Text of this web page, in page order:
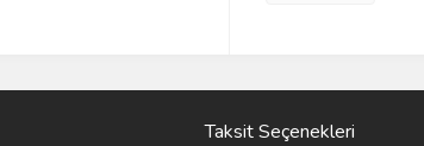
Taksit Seçenekleri